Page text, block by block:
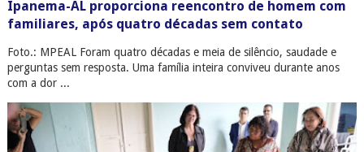
Ipanema-AL proporciona reencontro de homem com
familiares, após quatro décadas sem contato
Foto.: MPEAL Foram quatro décadas e meia de silêncio, saudade e
perguntas sem resposta. Uma família inteira conviveu durante anos
com a dor ...